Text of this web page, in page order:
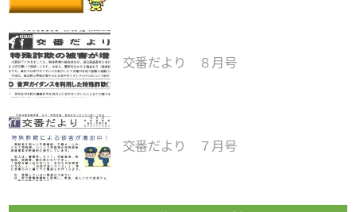
交番だより ８月号
交番だより ７月号